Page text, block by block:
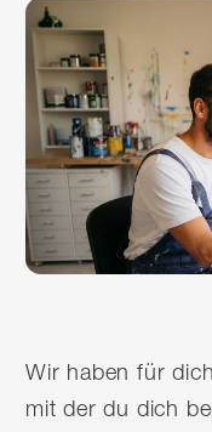
Wir haben für
mit der du dich